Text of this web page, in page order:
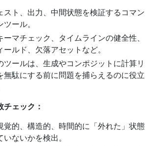
スト、出力、中間状態を検証するコマン
ツール。
ーマチェック、タイムラインの健全性、
ールド、欠落アセットなど。
ツールは、生成やコンポジットに計算リ
無駄にする前に問題を捕らえるのに役立
ェック：
覚的、構造的、時間的に「外れた」状態
いないかを検出。